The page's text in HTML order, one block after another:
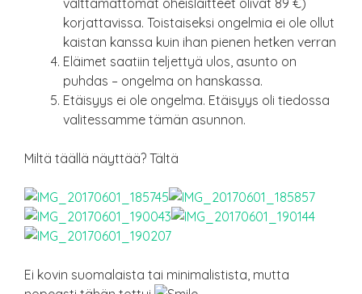
välttämättömät oheislaitteet olivat 89 €)
korjattavissa. Toistaiseksi ongelmia ei ole ollut
kaistan kanssa kuin ihan pienen hetken verran
Eläimet saatiin teljettyä ulos, asunto on
puhdas – ongelma on hanskassa.
Etäisyys ei ole ongelma. Etäisyys oli tiedossa
valitessamme tämän asunnon.
Miltä täällä näyttää? Tältä
Ei kovin suomalaista tai minimalistista, mutta